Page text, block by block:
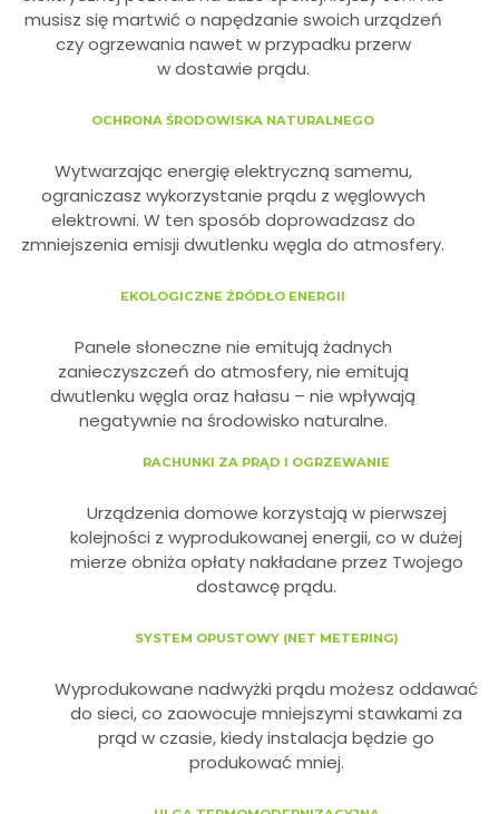
musisz się martwić o napędzanie swoich urządzeń
czy ogrzewania nawet w przypadku przerw
w dostawie prądu.
OCHRONA ŚRODOWISKA NATURALNEGO
Wytwarzając energię elektryczną samemu,
ograniczasz wykorzystanie prądu z węglowych
elektrowni. W ten sposób doprowadzasz do
zmniejszenia emisji dwutlenku węgla do atmosfery.
EKOLOGICZNE ŹRÓDŁO ENERGII
Panele słoneczne nie emitują żadnych
zanieczyszczeń do atmosfery, nie emitują
dwutlenku węgla oraz hałasu – nie wpływają
negatywnie na środowisko naturalne.
RACHUNKI ZA PRĄD I OGRZEWANIE
Urządzenia domowe korzystają w pierwszej
kolejności z wyprodukowanej energii, co w dużej
mierze obniża opłaty nakładane przez Twojego
dostawcę prądu.
SYSTEM OPUSTOWY (NET METERING)
Wyprodukowane nadwyżki prądu możesz oddawać
do sieci, co zaowocuje mniejszymi stawkami za
prąd w czasie, kiedy instalacja będzie go
produkować mniej.